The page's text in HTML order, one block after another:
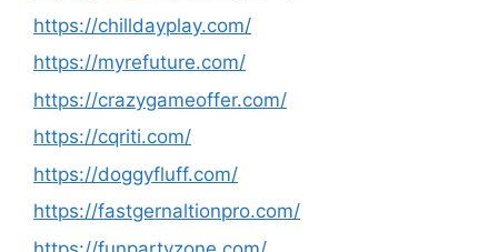
https://chilldayplay.com/
https://myrefuture.com/
https://crazygameoffer.com/
https://cqriti.com/
https://doggyfluff.com/
https://fastgernaltionpro.com/